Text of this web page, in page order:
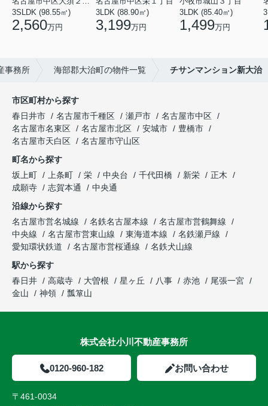
3SLDK (98.55㎡)
2,560万円
3LDK (88.90㎡)
3,199万円
3LDK (85.40㎡)
1,499万円
事務所 海部郡大治町の物件一覧 チサンマンション新大治
市区町村から探す
春日井市
名古屋市千種区 瀬戸市
名古屋市中区
名古屋市名東区
名古屋市北区 安城市
豊橋市
名古屋市天白区
名古屋市守山区
町名から探す
坂上町
上条町 栄 中央台 千代田橋 新栄
正木
成願寺
志賀本通
中央通
沿線から探す
名古屋市営名城線
名鉄名古屋本線
名古屋市営鶴舞線
中央線
名古屋市営東山線 東海道本線
名鉄瀬戸線
愛知環状鉄道
名古屋市営桜通線
名鉄犬山線
駅から探す
春日井
高蔵寺 大曽根 星ヶ丘 八事 赤池
尾張一宮
金山
神領 瓢箪山
株式会社小川不動産事務所
0120-960-182 お問い合わせ
〒461-0034